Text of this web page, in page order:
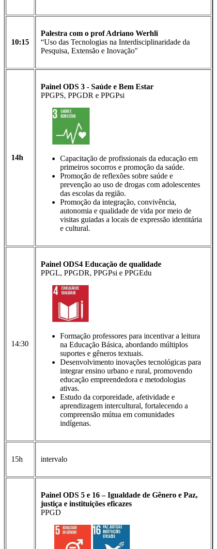
10:15
Palestra com o prof Adriano Werhli
“Uso das Tecnologias na Interdisciplinaridade da
Pesquisa, Extensão e Inovação"
14h
Painel ODS 3 - Saúde e Bem Estar
PPGPS, PPGDR e PPGPsi
Capacitação de profissionais da educação em
primeiros socorros e promoção da saúde.
Promoção de reflexões sobre saúde e
prevenção ao uso de drogas com adolescentes
das escolas da região.
Promoção da integração, convivência,
autonomia e qualidade de vida por meio de
visitas guiadas a locais de expressão identitária
e cultural.
14:30
Painel ODS4 Educação de qualidade
PPGL, PPGDR, PPGPsi e PPGEdu
Formação professores para incentivar a leitura
na Educação Básica, abordando múltiplos
suportes e gêneros textuais.
Desenvolvimento inovações tecnológicas para
integrar ensino urbano e rural, promovendo
educação empreendedora e metodologias
ativas.
Estudo da corporeidade, afetividade e
aprendizagem intercultural, fortalecendo a
compreensão mútua em comunidades
indígenas.
15h intervalo
Painel ODS 5 e 16 – Igualdade de Gênero e Paz,
justiça e instituições eficazes
PPGD